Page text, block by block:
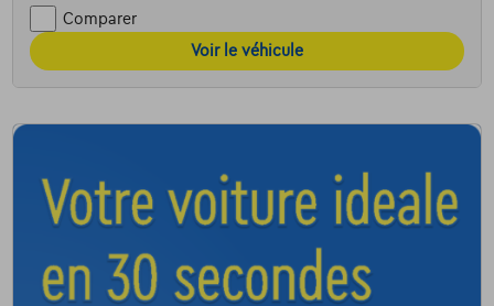
Comparer
Voir le véhicule